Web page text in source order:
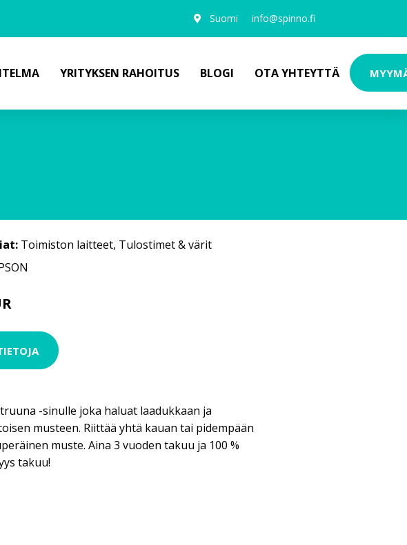
Suomi info@spinno.fi
YRITYKSEN RAHOITUS BLOGI OTA YHTEYTTÄ
Toimiston laitteet, Tulostimet & värit
-sinulle joka haluat laadukkaan ja
musteen. Riittää yhtä kauan tai pidempään
muste. Aina 3 vuoden takuu ja 100 %
takuu!